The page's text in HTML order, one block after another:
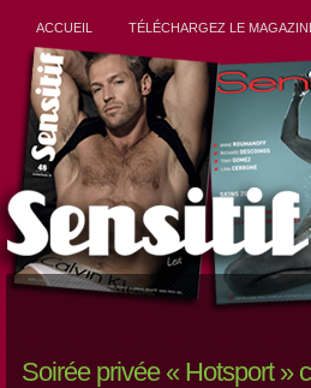
ACCUEIL TÉLÉCHARGEZ LE
Soirée privée « Hotsport »